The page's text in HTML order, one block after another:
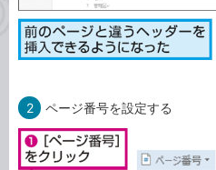
2 ページ番号を設定する